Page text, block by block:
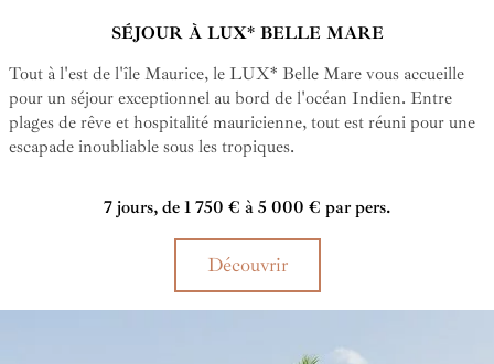
SÉJOUR À LUX* BELLE MARE
Tout à l'est de l'île Maurice, le LUX* Belle Mare vous accueille
pour un séjour exceptionnel au bord de l'océan Indien. Entre
plages de rêve et hospitalité mauricienne, tout est réuni pour une
escapade inoubliable sous les tropiques.
7 jours, de 1 750 € à 5 000 € par pers.
Découvrir